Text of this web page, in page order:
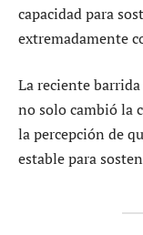
capacidad para
extremadamente
La reciente
no solo cambió la
la percepción de
estable para